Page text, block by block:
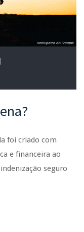
foi criado com
e financeira ao
seguro